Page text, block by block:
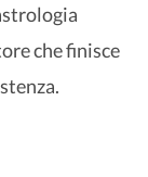
che finisce